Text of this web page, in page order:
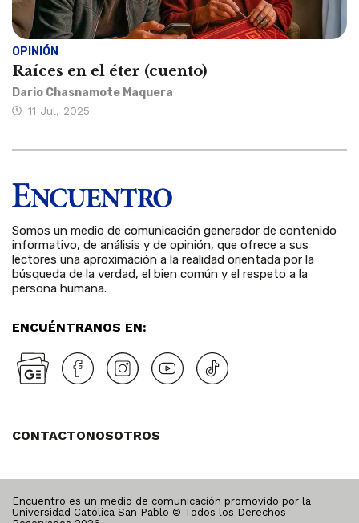
OPINIÓN
Raíces en el éter (cuento)
Dario Chasnamote Maquera
11 Jul, 2025
Somos un medio de comunicación generador de contenido
informativo, de análisis y de opinión, que ofrece a sus
lectores una aproximación a la realidad orientada por la
búsqueda de la verdad, el bien común y el respeto a la
persona humana.
ENCUÉNTRANOS EN:
CONTACTONOSOTROS
Encuentro es un medio de comunicación promovido por la
Universidad Católica San Pablo © Todos los Derechos